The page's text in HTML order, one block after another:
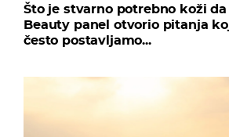
Što je stvarno potrebno koži
Beauty panel otvorio pitanja
često postavljamo...